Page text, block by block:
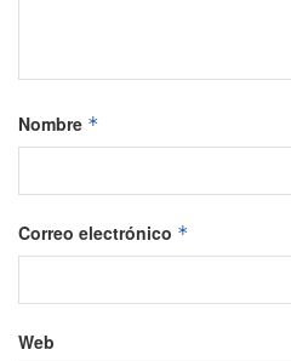
Nombre *
Correo electrónico *
Web